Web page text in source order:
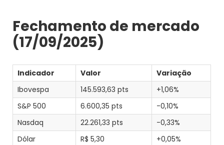
Fechamento de mercado
(17/09/2025)
Indicador Valor
Variação
Ibovespa
145.593,63 pts
+1,06%
S&P 500
6.600,35 pts
-0,10%
Nasdaq
22.261,33 pts
-0,33%
Dólar
R$ 5,30 +0,05%